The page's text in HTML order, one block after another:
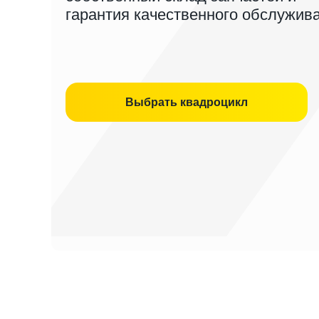
гарантия качественного
Выбрать квадроцикл